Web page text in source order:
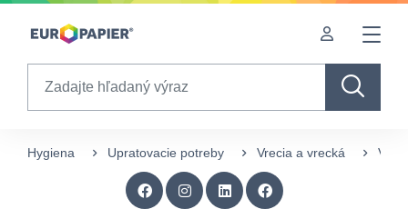
Table Of Content
Zaujímavé produkty pre Vás
Hygiena Upratovacie potreby Vrecia a vrecká